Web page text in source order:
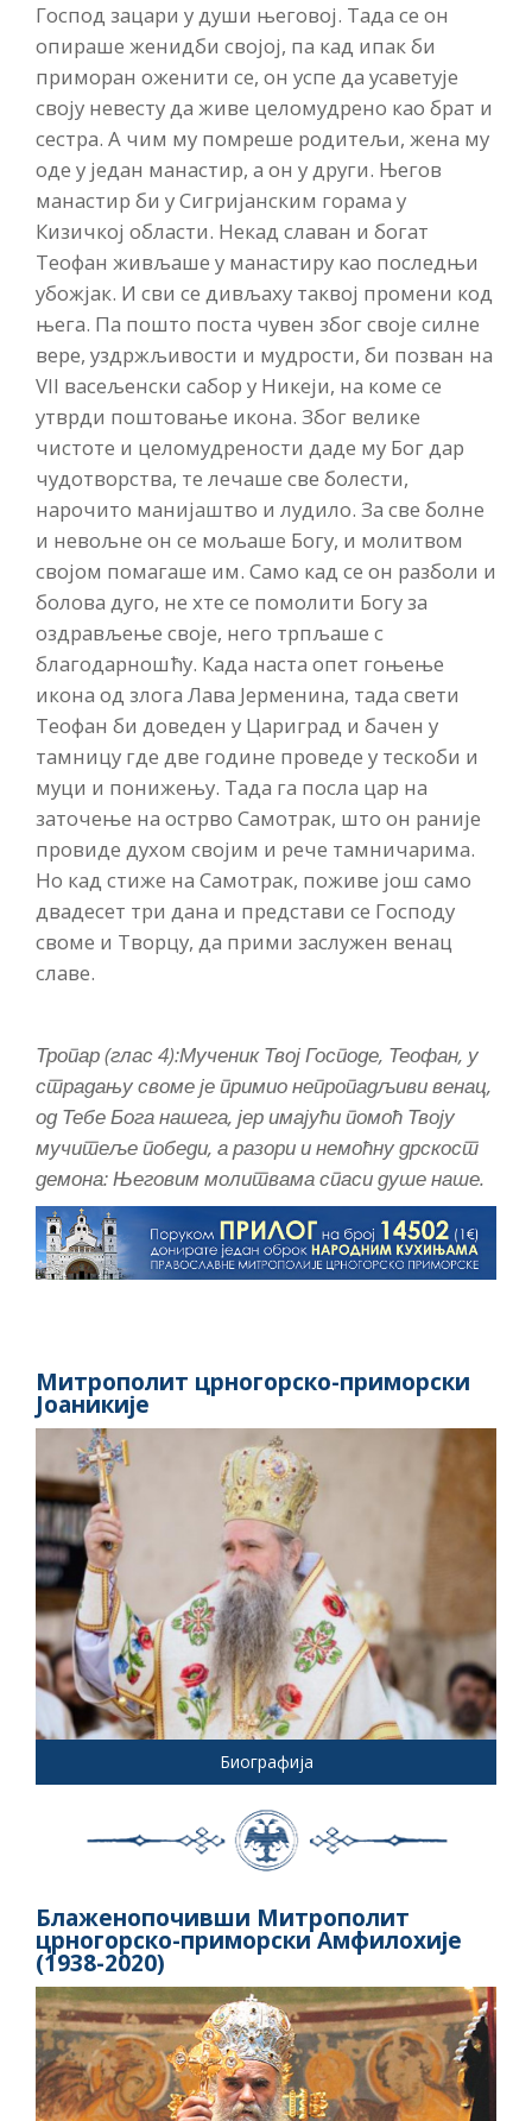
Господ зацари у души његовој. Тада се он
опираше женидби својој, па кад ипак би
приморан оженити се, он успе да усаветује
своју невесту да живе целомудрено као брат и
сестра. А чим му помреше родитељи, жена му
оде у један манастир, а он у други. Његов
манастир би у Сигријанским горама у
Кизичкој области. Некад славан и богат
Теофан живљаше у манастиру као последњи
убожјак. И сви се дивљаху таквој промени код
њега. Па пошто поста чувен због своје силне
вере, уздржљивости и мудрости, би позван на
VII васељенски сабор у Никеји, на коме се
утврди поштовање икона. Због велике
чистоте и целомудрености даде му Бог дар
чудотворства, те лечаше све болести,
нарочито манијаштво и лудило. За све болне
и невољне он се мољаше Богу, и молитвом
својом помагаше им. Само кад се он разболи и
болова дуго, не хте се помолити Богу за
оздрављење своје, него трпљаше с
благодарношћу. Када наста опет гоњење
икона од злога Лава Јерменина, тада свети
Теофан би доведен у Цариград и бачен у
тамницу где две године проведе у тескоби и
муци и понижењу. Тада га посла цар на
заточење на острво Самотрак, што он раније
провиде духом својим и рече тамничарима.
Но кад стиже на Самотрак, поживе још само
двадесет три дана и представи се Господу
своме и Творцу, да прими заслужен венац
славе.
Тропар (глас 4):Мученик Твој Господе, Теофан, у
страдању своме је примио непропадљиви венац,
од Тебе Бога нашега, јер имајући помоћ Твоју
мучитеље победи, а разори и немоћну дрскост
демона: Његовим молитвама спаси душе наше.
Митрополит црногорско-приморски
Јоаникије
Биографија
Блаженопочивши Митрополит
црногорско-приморски Амфилохије
(1938-2020)